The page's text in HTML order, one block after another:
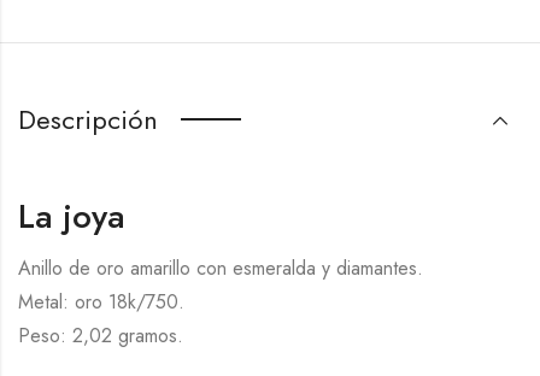
Descripción
La joya
Anillo de oro amarillo con esmeralda y diamantes.
Metal: oro 18k/750.
Peso: 2,02 gramos.